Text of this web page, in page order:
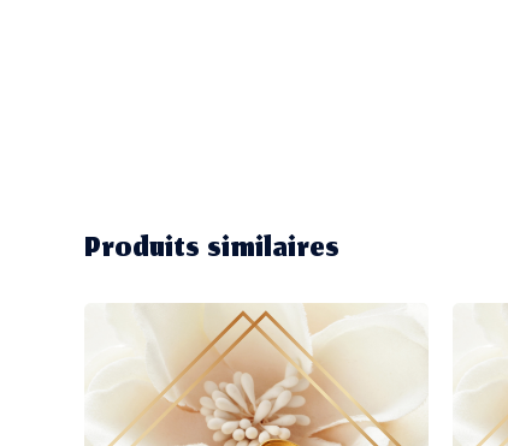
Produits similaires